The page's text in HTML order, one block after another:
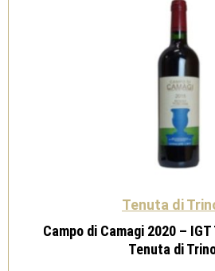
Tenuta di
Campo di Camagi 2020 –
Tenuta di